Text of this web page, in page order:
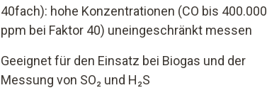
40fach): hohe Konzentrationen (CO bis 400.000
ppm bei Faktor 40) uneingeschränkt messen
Geeignet für den Einsatz bei Biogas und der
Messung von SO₂ und H₂S